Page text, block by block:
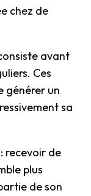
chez de
avant
Ces
générer un
sa
recevoir de
plus
de son